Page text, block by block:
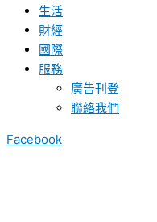
生活
財經
國際
服務
廣告刊登
聯絡我們
Facebook